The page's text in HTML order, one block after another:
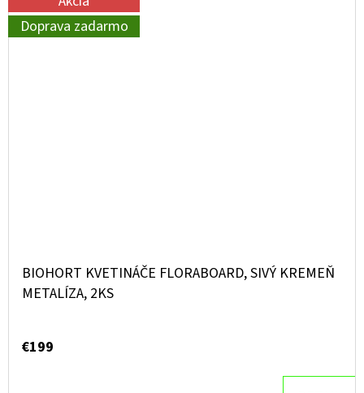
Doprava zadarmo
BIOHORT KVETINÁČE FLORABOARD, SIVÝ KREMEŇ
METALÍZA, 2KS
€199